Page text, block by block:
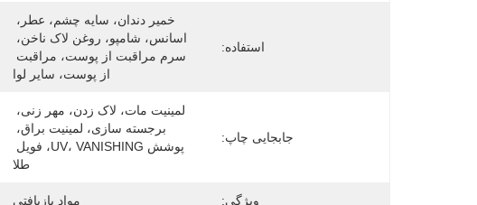
استفاده:
از پوست، سایر لوا
جابجایی چاپ:
طلا
ویژگی: مواد بازیافتی